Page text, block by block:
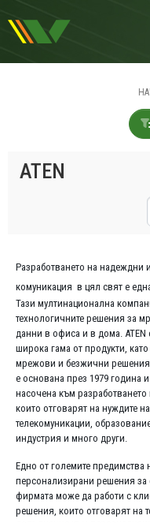
ATEN
Разработването на надеждни
комуникация в цял свят е
Тази мултинационална
технологичните решения за
данни в офиса и в дома. ATEN
широка гама от продукти,
мрежови и безжични решения
е основана през 1979 година
насочена към
които отговарят на нуждите
телекомуникации,
индустрия и много други.
Едно от големите предимства
персонализирани решения за
фирмата може да работи с
решения, които отговарят на